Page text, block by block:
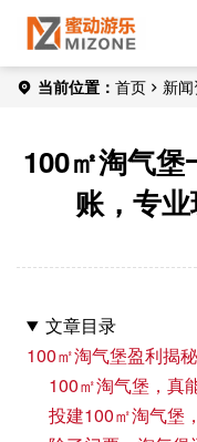
当前位置： 首页 新
100㎡淘气
账，专
文章目录
100㎡淘气堡盈利揭
100㎡淘气堡，真
投建100㎡淘气堡